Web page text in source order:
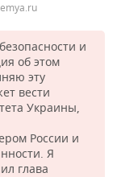
и
об этом
эту
вести
Украины,
России и
Я
глава